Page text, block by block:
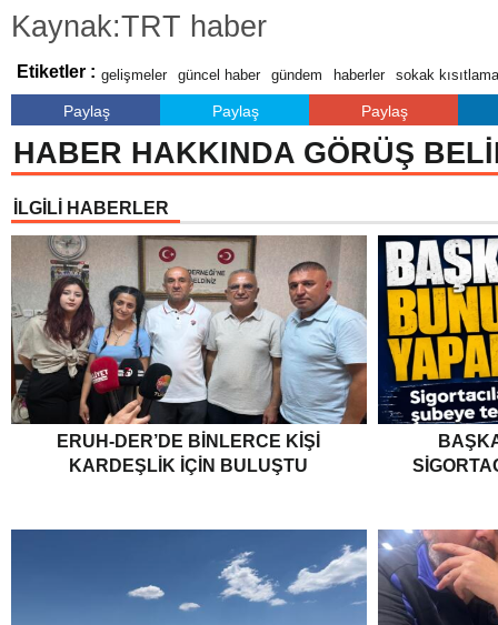
Kaynak:TRT haber
Etiketler : gelişmeler güncel haber gündem haberler sokak
Paylaş Paylaş Paylaş
HABER HAKKINDA GÖRÜŞ
İLGİLİ HABERLER
ERUH-DER’DE BINLERCE KIŞI
KARDEŞLIK İÇIN BULUŞTU